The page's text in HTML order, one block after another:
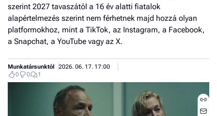
- heti
szerint 2027 tavaszától a 16 év alatti fiatalok
alapértelmezés szerint nem férhetnek majd hozzá olyan
platformokhoz, mint a TikTok, az Instagram, a Facebook,
a Snapchat, a YouTube vagy az X.
Munkatársunktól
2026. 06. 17. 17:00
0
0 1